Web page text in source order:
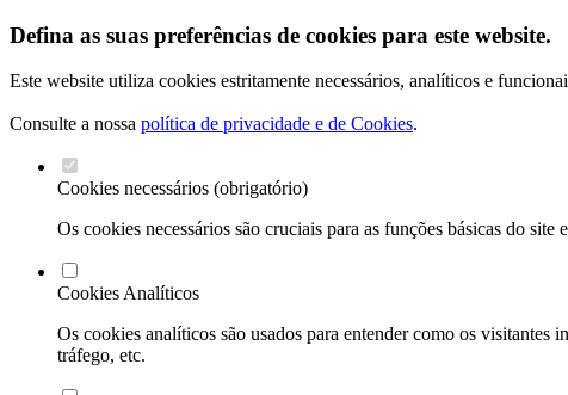
Defina as suas preferências de cookies para este website.
Este website utiliza cookies estritamente necessários, analíticos e
Consulte a nossa política de privacidade e de Cookies.
Cookies necessários (obrigatório)
Os cookies necessários são cruciais para as funções básicas do
Cookies Analíticos
Os cookies analíticos são usados para entender como os visitantes
tráfego, etc.